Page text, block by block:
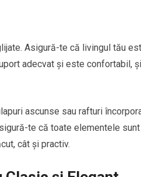
Asigură-te că livingul tău
adecvat și este confortabil,
ascunse sau rafturi
te că toate elementele sunt
cât și practiv.